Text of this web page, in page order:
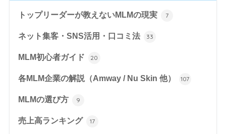
トップリーダーが教えないMLMの現実 7
ネット集客・SNS活用・口コミ法 33
MLM初心者ガイド 20
各MLM企業の解説（Amway / Nu Skin 他） 107
MLMの選び方 9
売上高ランキング 17